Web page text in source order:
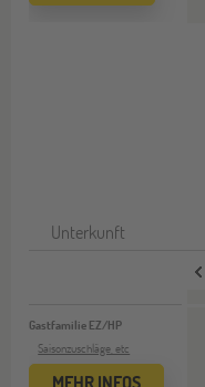
Unterkunft
Gastfamilie EZ/HP
Saisonzuschläge, etc
MEHR INFOS